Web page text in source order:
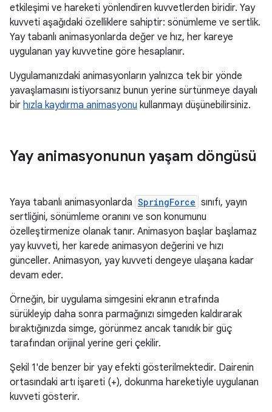
etkileşimi ve hareketi yönlendiren kuvvetlerden biridir. Yay
kuvveti aşağıdaki özelliklere sahiptir: sönümleme ve sertlik.
Yay tabanlı animasyonlarda değer ve hız, her kareye
uygulanan yay kuvvetine göre hesaplanır.
Uygulamanızdaki animasyonların yalnızca tek bir yönde
yavaşlamasını istiyorsanız bunun yerine sürtünmeye dayalı
bir hızla kaydırma animasyonu kullanmayı düşünebilirsiniz.
Yay animasyonunun yaşam döngüsü
Yaya tabanlı animasyonlarda SpringForce sınıfı, yayın
sertliğini, sönümleme oranını ve son konumunu
özelleştirmenize olanak tanır. Animasyon başlar başlamaz
yay kuvveti, her karede animasyon değerini ve hızı
günceller. Animasyon, yay kuvveti dengeye ulaşana kadar
devam eder.
Örneğin, bir uygulama simgesini ekranın etrafında
sürükleyip daha sonra parmağınızı simgeden kaldırarak
bıraktığınızda simge, görünmez ancak tanıdık bir güç
tarafından orijinal yerine geri çekilir.
Şekil 1'de benzer bir yay efekti gösterilmektedir. Dairenin
ortasındaki artı işareti (+), dokunma hareketiyle uygulanan
kuvveti gösterir.